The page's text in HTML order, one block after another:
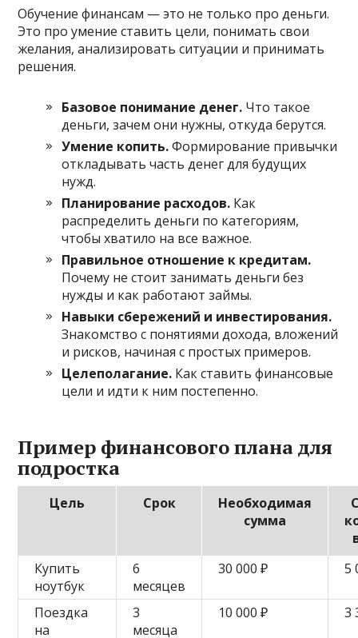
Обучение финансам — это не только про деньги.
Это про умение ставить цели, понимать свои
желания, анализировать ситуации и принимать
решения.
Базовое понимание денег. Что такое
деньги, зачем они нужны, откуда берутся.
Умение копить.Формирование привычки
откладывать часть денег для будущих
нужд.
Планирование расходов. Как
распределить деньги по категориям,
чтобы хватило на все важное.
Правильное отношение к кредитам.
Почему не стоит занимать деньги без
нужды и как работают займы.
Навыки сбережений и инвестирования.
Знакомство с понятиями дохода, вложений
и рисков, начиная с простых примеров.
Целеполагание. Как ставить финансовые
цели и идти к ним постепенно.
Пример финансового плана для
подростка
Цель Срок
Необходимая
сумма
Купить
ноутбук
6
месяцев
30 000 ₽ 5
Поездка
на
3
месяца
10 000 ₽ 3